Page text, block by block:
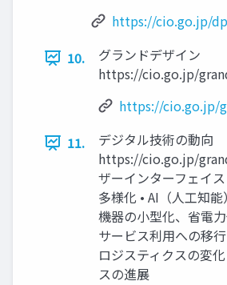
https://cio.go.jp/
10.
グランドデザイン
https://cio.go.jp/
https://cio.go.jp/
11.
デジタル技術の動向
https://cio.go.jp/
ザーインターフェイ
多様化 • AI（人工知
機器の小型化、省電
サービス利用への移行
ロジスティクスの変
スの進展